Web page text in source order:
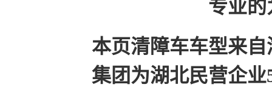
专业
本页清障车车型来
集团为湖北民营企